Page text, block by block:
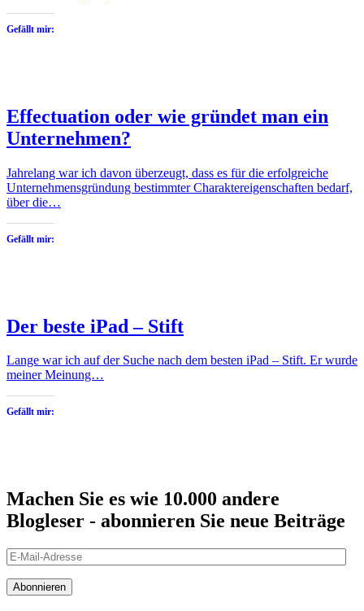
Gefällt mir:
Effectuation oder wie gründet man ein
Unternehmen?
Jahrelang war ich davon überzeugt, dass es für die erfolgreiche
Unternehmensgründung bestimmter Charaktereigenschaften bedarf,
über die…
Gefällt mir:
Der beste iPad – Stift
Lange war ich auf der Suche nach dem besten iPad – Stift. Er wurde
meiner Meinung…
Gefällt mir:
Machen Sie es wie 10.000 andere
Blogleser - abonnieren Sie neue Beiträge
E-
Mail-
Adresse
Abonnieren